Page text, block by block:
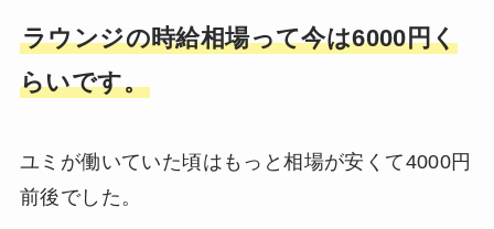
ラウンジの時給相場って今は6000円く
らいです。
ユミが働いていた頃はもっと相場が安くて4000円
前後でした。